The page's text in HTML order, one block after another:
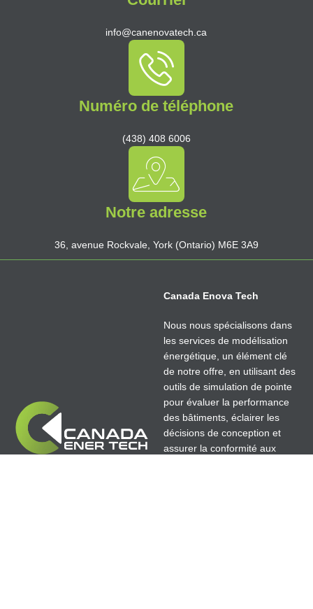
info@canenovatech.ca
Numéro de téléphone
(438) 408 6006
Notre adresse
36, avenue Rockvale, York (Ontario) M6E 3A9
Canada Enova Tech
Nous nous spécialisons dans
les services de modélisation
énergétique, un élément clé
de notre offre, en utilisant des
outils de simulation de pointe
pour évaluer la performance
des bâtiments, éclairer les
décisions de conception et
assurer la conformité aux